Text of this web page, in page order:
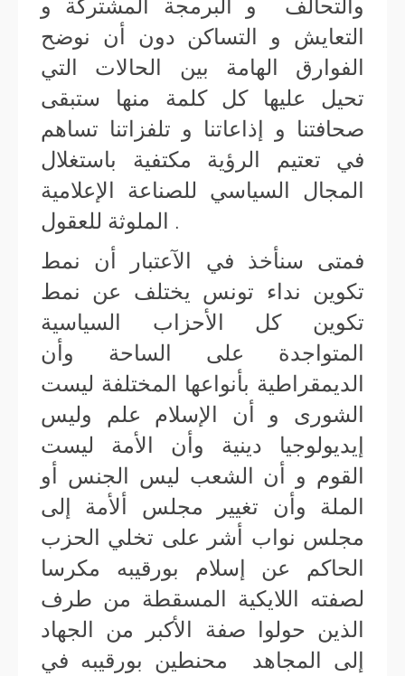
والتحالف و البرمجة المشتركة و
التعايش و التساكن دون أن نوضح
الفوارق الهامة بين الحالات التي
تحيل عليها كل كلمة منها ستبقى
صحافتنا و إذاعاتنا و تلفزاتنا تساهم
في تعتيم الرؤية مكتفية باستغلال
المجال السياسي للصناعة الإعلامية
الملوثة للعقول .
فمتى سنأخذ في الآعتبار أن نمط
تكوين نداء تونس يختلف عن نمط
تكوين كل الأحزاب السياسية
المتواجدة على الساحة وأن
الديمقراطية بأنواعها المختلفة ليست
الشورى و أن الإسلام علم وليس
إيديولوجيا دينية وأن الأمة ليست
القوم و أن الشعب ليس الجنس أو
الملة وأن تغيير مجلس ألأمة إلى
مجلس نواب أشر على تخلي الحزب
الحاكم عن إسلام بورقيبه مكرسا
لصفته اللايكية المسقطة من طرف
الذين حولوا صفة الأكبر من الجهاد
إلى المجاهد محنطين بورقيبه في